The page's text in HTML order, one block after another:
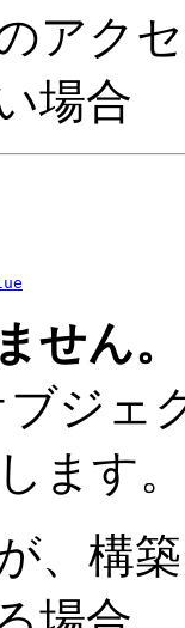
アク
場合
せん。
ブジェ
ます
、構